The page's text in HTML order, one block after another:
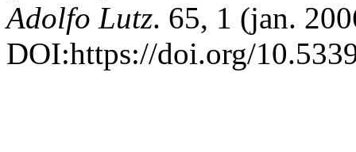
Adolfo Lutz. 65, 1 (jan.
DOI:https://doi.org/